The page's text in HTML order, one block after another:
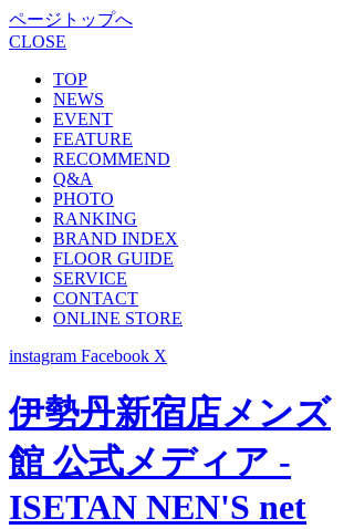
ページトップへ
CLOSE
TOP
NEWS
EVENT
FEATURE
RECOMMEND
Q&A
PHOTO
RANKING
BRAND INDEX
FLOOR GUIDE
SERVICE
CONTACT
ONLINE STORE
instagram Facebook X
伊勢丹新宿店メンズ
館 公式メディア -
ISETAN NEN'S net